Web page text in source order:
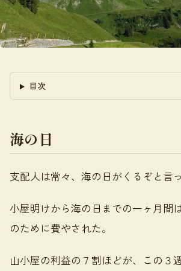
目次
海の日
支配人は常々、海の日がくるぞと言
小屋明けから海の日までの一ヶ月間
のために費やされた。
山小屋の利益の７割ほどが、この３